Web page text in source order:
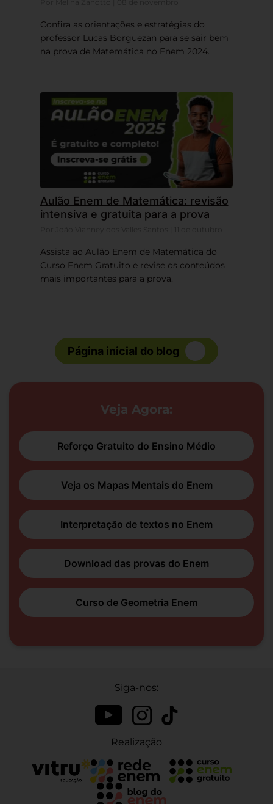
Confira as orientações e estratégias do
professor Lucas Borguezan para se sair bem
na prova de Matemática no Enem 2024.
Aulão Enem de Matemática: revisão
intensiva e gratuita para a prova
Assista ao Aulão Enem de Matemática do
Curso Enem Gratuito e revise os conteúdos
mais importantes para a prova.
Página inicial do blog
Veja Agora:
Reforço Gratuito do Ensino Médio
Veja os Mapas Mentais do Enem
Interpretação de textos no Enem
Download das provas do Enem
Curso de Geometria Enem
Siga-nos:
Realização